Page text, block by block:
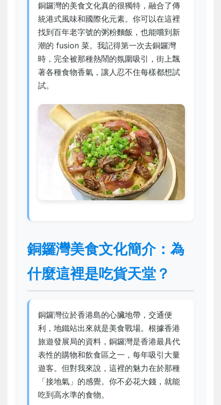
銅鑼灣的美食文化真的很獨特，融合了傳
統港式風味和國際化元素。你可以在這裡
找到百年老字號的粥粉麵飯，也能嚐到新
潮的 fusion 菜。我記得第一次去銅鑼灣
時，完全被那種熱鬧的氛圍吸引，街上飄
著各種食物香氣，讓人忍不住每樣都想試
試。
銅鑼灣美食文化簡介：為
什麼這裡是吃貨天堂？
銅鑼灣位於香港島的心臟地帶，交通便
利，地鐵站出來就是美食戰場。根據香港
旅遊發展局的資料，銅鑼灣是香港最具代
表性的購物和飲食區之一，每年吸引大量
遊客。但對我來說，這裡的魅力在於那種
「接地氣」的感覺。你不必花大錢，就能
吃到高水準的食物。